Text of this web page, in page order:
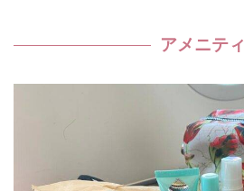
アメニティ